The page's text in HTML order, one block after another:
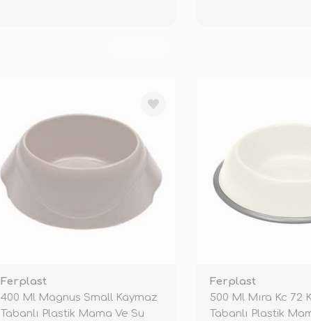
Ferplast
400 Ml Magnus Small Kaymaz
Tabanlı Plastik Mama Ve Su
Ferplast
500 Ml Mıra Kc 72
Tabanlı Plastik